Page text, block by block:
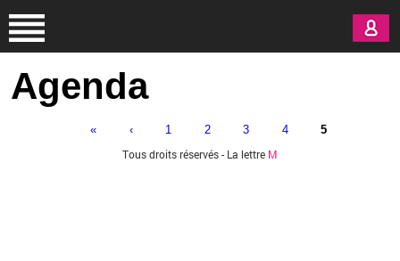
Agenda
« ‹ 1 2 3 4 5
Tous droits réservés - La lettre M